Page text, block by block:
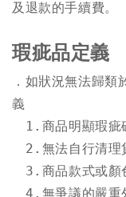
及退款的手續費。
瑕疵品定義
．如狀況無法歸類
義
1.
2.
3.
4.